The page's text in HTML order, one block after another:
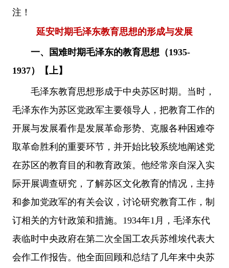
注！
延安时期毛泽东教育思想的形成与发展
一、国难时期毛泽东的教育思想（1935-
1937）
【上】
毛泽东教育思想形成于中央苏区时期。当时，
毛泽东作为苏区党政军主要领导人，把教育工作的
开展与发展看作是发展革命形势、克服各种困难夺
取革命胜利的重要环节，并开始比较系统地阐述党
在苏区的教育目的和教育政策。他经常亲自深入实
际开展调查研究，了解苏区文化教育的情况，主持
和参加党政军的有关会议，讨论研究教育工作，制
订相关的方针政策和措施。1934年1月，毛泽东代
表临时中央政府在第二次全国工农兵苏维埃代表大
会作工作报告。他全面回顾和总结了几年来中央苏